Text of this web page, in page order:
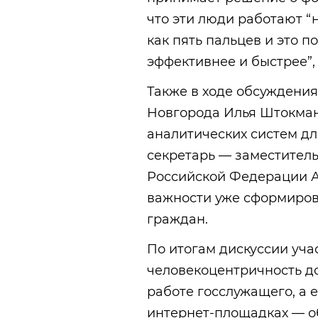
что эти люди работают
как пять пальцев и это
эффективнее и
Также в ходе
Новгорода Илья
аналитических систем
секретарь —
Российской Федерации
важности уже
граждан.
По итогам дискуссии
человекоцентричность
работе госслужащего, а
интернет-площадках —